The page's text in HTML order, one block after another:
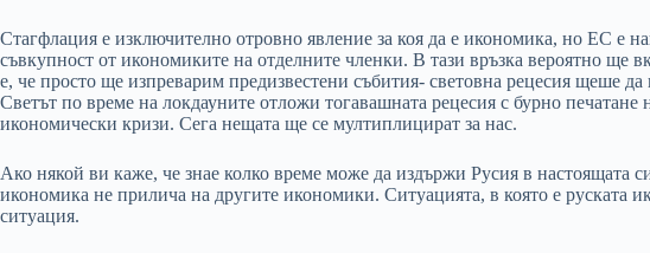
Стагфлация е изключително отровно явление за коя да е икономика, но ЕС е
съвкупност от икономиките на отделните членки. В тази връзка вероятно ще
е, че просто ще изпреварим предизвестени събития- световна рецесия щеше
Светът по време на локдауните отложи тогавашната рецесия с бурно печатане
икономически кризи. Сега нещата ще се мултиплицират за нас.
Ако някой ви каже, че знае колко време може да издържи Русия в настоящата
икономика не прилича на другите икономики. Ситуацията, в която е руската
ситуация.